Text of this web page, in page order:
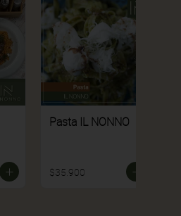
Pasta IL NONNO
$35.900